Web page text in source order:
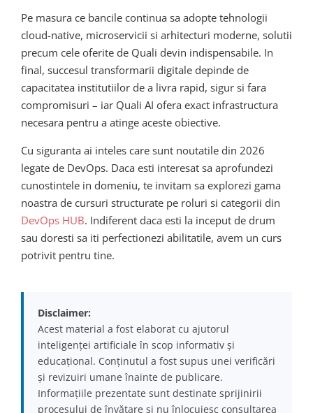
Pe masura ce bancile continua sa adopte tehnologii
cloud-native, microservicii si arhitecturi moderne, solutii
precum cele oferite de Quali devin indispensabile. In
final, succesul transformarii digitale depinde de
capacitatea institutiilor de a livra rapid, sigur si fara
compromisuri – iar Quali AI ofera exact infrastructura
necesara pentru a atinge aceste obiective.
Cu siguranta ai inteles care sunt noutatile din 2026
legate de DevOps. Daca esti interesat sa aprofundezi
cunostintele in domeniu, te invitam sa explorezi gama
noastra de cursuri structurate pe roluri si categorii din
DevOps HUB. Indiferent daca esti la inceput de drum
sau doresti sa iti perfectionezi abilitatile, avem un curs
potrivit pentru tine.
Disclaimer:
Acest material a fost elaborat cu ajutorul
inteligenței artificiale în scop informativ și
educațional. Conținutul a fost supus unei verificări
și revizuiri umane înainte de publicare.
Informațiile prezentate sunt destinate sprijinirii
procesului de învățare și nu înlocuiesc consultarea